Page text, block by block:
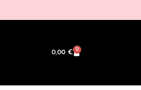
0,00 € 0